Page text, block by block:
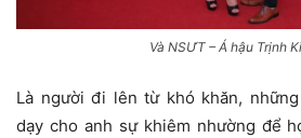
Và NSƯT – Á hậu Trịnh
Là người đi lên từ khó khăn,
dạy cho anh sự khiêm nhường để